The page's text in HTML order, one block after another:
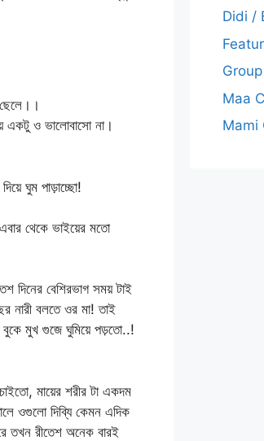
একটু ও ভালোবাসো না।
ঘুম পাড়াচ্ছো!
থেকে ভাইয়ের মতো
দিনের বেশিরভাগ সময় টাই
নারী বলতে ওর মা! তাই
বুকে মুখ গুজে ঘুমিয়ে পড়তো..!
মায়ের শরীর টা একদম
ওগুলো দিব্যি কেমন এদিক
তখন রীতেশ অনেক বারই
Didi /
Maa
Mami